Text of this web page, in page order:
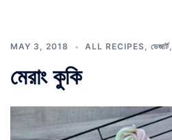
MAY 3, 2018 ALL RECIPES, ডেজার্ট,
মেরাং কুকি